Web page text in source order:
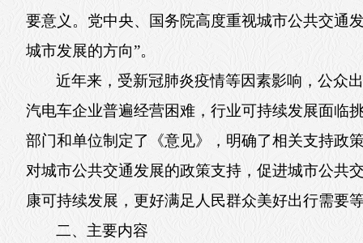
要意义。党中央、国务院高度重视城市公共交通
城市发展的方向”。
近年来，受新冠肺炎疫情等因素影响，公众
汽电车企业普遍经营困难，行业可持续发展面临
部门和单位制定了《意见》，明确了相关支持政
对城市公共交通发展的政策支持，促进城市公共
康可持续发展，更好满足人民群众美好出行需要
二、主要内容